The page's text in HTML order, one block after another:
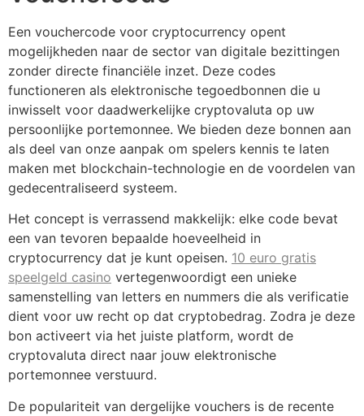
Een vouchercode voor cryptocurrency opent
mogelijkheden naar de sector van digitale bezittingen
zonder directe financiële inzet. Deze codes
functioneren als elektronische tegoedbonnen die u
inwisselt voor daadwerkelijke cryptovaluta op uw
persoonlijke portemonnee. We bieden deze bonnen aan
als deel van onze aanpak om spelers kennis te laten
maken met blockchain-technologie en de voordelen van
gedecentraliseerd systeem.
Het concept is verrassend makkelijk: elke code bevat
een van tevoren bepaalde hoeveelheid in
cryptocurrency dat je kunt opeisen. 10 euro gratis
speelgeld casino vertegenwoordigt een unieke
samenstelling van letters en nummers die als verificatie
dient voor uw recht op dat cryptobedrag. Zodra je deze
bon activeert via het juiste platform, wordt de
cryptovaluta direct naar jouw elektronische
portemonnee verstuurd.
De populariteit van dergelijke vouchers is de recente